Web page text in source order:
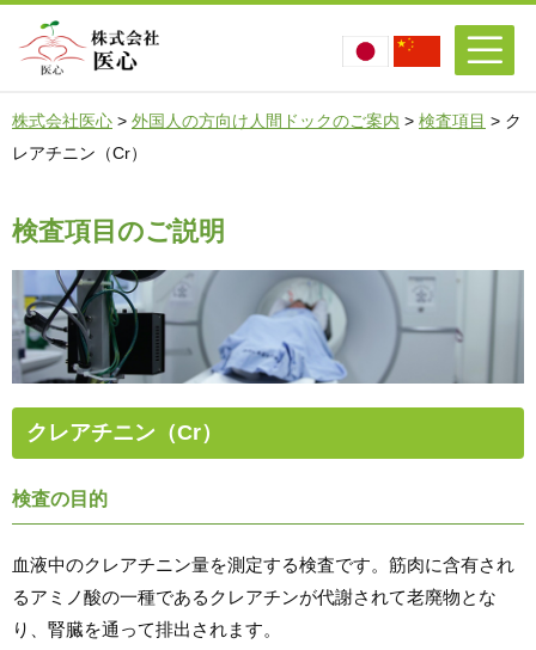
株式会社医心 > 外国人の方向け人間ドックのご案内 > 検査項目 > ク
レアチニン（Cr）
検査項目のご説明
クレアチニン（Cr）
検査の目的
血液中のクレアチニン量を測定する検査です。筋肉に含有され
るアミノ酸の一種であるクレアチンが代謝されて老廃物とな
り、腎臓を通って排出されます。